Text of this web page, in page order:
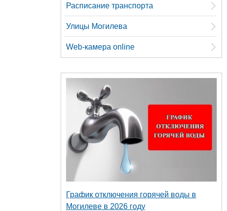
Расписание транспорта
Улицы Могилева
Web-камера online
График отключения горячей воды в
Могилеве в 2026 году